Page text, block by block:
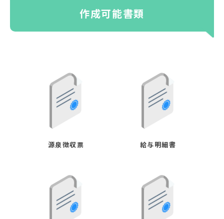
作成可能書類
源泉徴収票 給与明細書